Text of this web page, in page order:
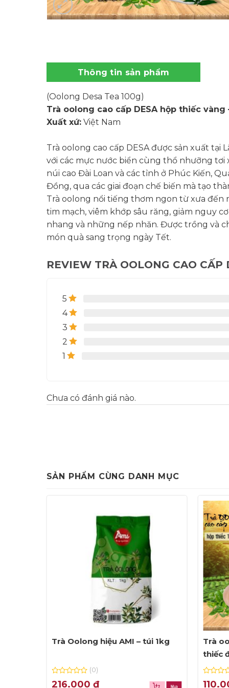
Thông tin sản phẩm
(Oolong Desa Tea 100g)
Trà oolong cao cấp DESA hộp thiếc vàng
Xuất xứ:Việt Nam
Trà oolong cao cấp DESA được sản xuất tại
với các mực nước biển cùng thổ nhưỡng tơi
núi cao Đài Loan và các tỉnh ở Phúc Kiến,
Đồng, qua các giai đoạn chế biến mà tạo
Trà oolong nổi tiếng thơm ngon từ xưa đến
tim mạch, viêm khớp sâu răng, giảm nguy
nhang và những nếp nhăn. Được trồng và
món quà sang trọng ngày Tết.
REVIEW TRÀ OOLONG CAO CẤP
5
4
3
2
1
Chưa có đánh giá nào.
SẢN PHẨM CÙNG DANH MỤC
Trà Oolong hiệu AMI – túi 1kg
0
(0)
216.000₫
Trà
thiếc
0